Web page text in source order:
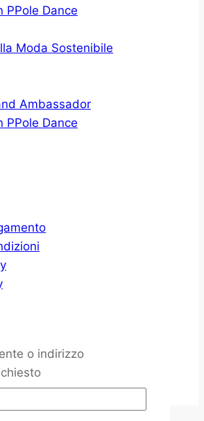
PPole Dance
Moda Sostenibile
Ambassador
PPole Dance
o indirizzo